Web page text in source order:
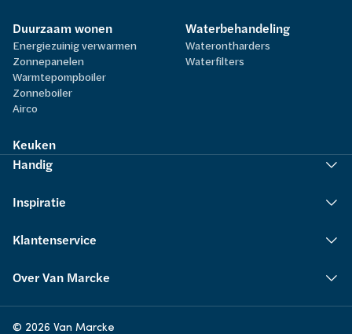
Duurzaam wonen
Energiezuinig verwarmen
Zonnepanelen
Warmtepompboiler
Zonneboiler
Airco
Waterbehandeling
Waterontharders
Waterfilters
Keuken
Handig
Inspiratie
Klantenservice
Over Van Marcke
© 2026 Van Marcke